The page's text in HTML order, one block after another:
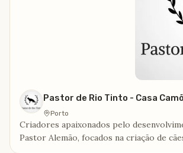
Pastor de Rio Tinto - Casa
Porto
Criadores apaixonados pelo
Pastor Alemão, focados na criação de